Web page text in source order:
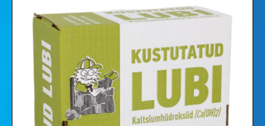
Kontaktid
Edasimüüjad
Firmast